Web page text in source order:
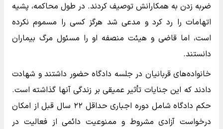
ضربه زدن به همکارانش توصیف کردند. در طول محاکمه، پشیه
اتهامات را رد کرد و مدعی شد هرگز کسی را مسموم نکرده
است، اما قاضی و هیئت منصفه او را مسئول مرگ بیماران
دانستند.
خانواده‌های قربانیان در جلسه دادگاه حضور داشتند و شهادت
دادند که این جنایات تأثیر عمیقی بر زندگی آنها گذاشته است.
حکم دادگاه شامل دوره اجباری حداقل ۲۲ سال قبل از امکان
درخواست آزادی مشروط و ممنوعیت دائمی از فعالیت در